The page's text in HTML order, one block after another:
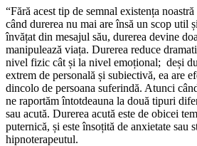
“Fără acest tip de semnal existența
când durerea nu mai are însă un scop util
învățat din mesajul său, durerea devine
manipulează viața. Durerea reduce
nivel fizic cât și la nivel emoțional; deși
extrem de personală și subiectivă, ea are
dincolo de persoana suferindă. Atunci
ne raportăm întotdeauna la două tipuri
sau acută. Durerea acută este de obicei
puternică, și este însoțită de anxietate sau
hipnoterapeutul.